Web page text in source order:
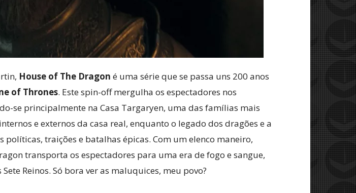
House of The Dragon é uma série que se passa uns 200 anos
of Thrones. Este spin-off mergulha os espectadores nos
se principalmente na Casa Targaryen, uma das famílias mais
e externos da casa real, enquanto o legado dos dragões e a
traições e batalhas épicas. Com um elenco maneiro,
transporta os espectadores para uma era de fogo e sangue,
Reinos. Só bora ver as maluquices, meu povo?